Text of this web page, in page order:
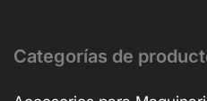
Categorías de